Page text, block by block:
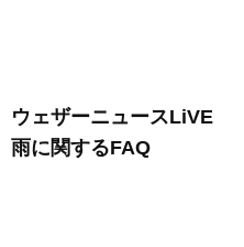
ウェザーニュースLiVE
雨に関するFAQ